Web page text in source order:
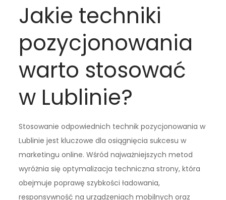
Jakie techniki
pozycjonowania
warto stosować
w Lublinie?
Stosowanie odpowiednich technik pozycjonowania w
Lublinie jest kluczowe dla osiągnięcia sukcesu w
marketingu online. Wśród najważniejszych metod
wyróżnia się optymalizacja techniczna strony, która
obejmuje poprawę szybkości ładowania,
responsywność na urządzeniach mobilnych oraz